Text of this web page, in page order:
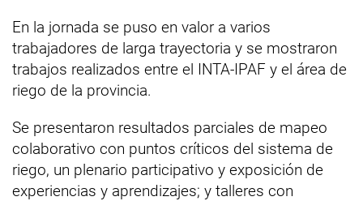
En la jornada se puso en valor a varios
trabajadores de larga trayectoria y se mostraron
trabajos realizados entre el INTA-IPAF y el área de
riego de la provincia.
Se presentaron resultados parciales de mapeo
colaborativo con puntos críticos del sistema de
riego, un plenario participativo y exposición de
experiencias y aprendizajes; y talleres con